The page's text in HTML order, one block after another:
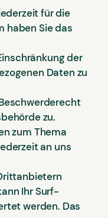
für die
haben Sie das
der
Daten zu
zu.
zum Thema
an uns
Ihr Surf-
werden. Das